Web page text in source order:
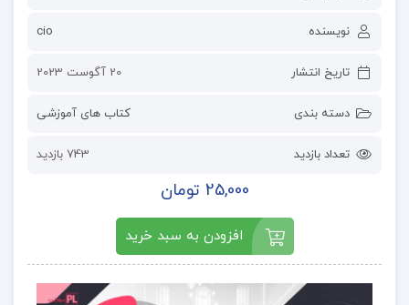
نویسنده cio
تاریخ انتشار 20 آگوست 2023
دسته بندی کتاب های آموزشی
تعداد بازدید 743 بازدید
25,000 تومان
افزودن به سبد خرید